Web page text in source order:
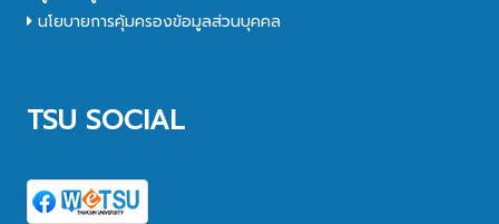
นโยบายการคุ้มครองข้อมูลส่วนบุคคล
TSU SOCIAL